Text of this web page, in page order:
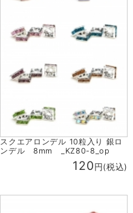
スクエアロンデル 10粒入り 銀ロ
ンデル 8mm _KZ80-8_op
120円(税込)